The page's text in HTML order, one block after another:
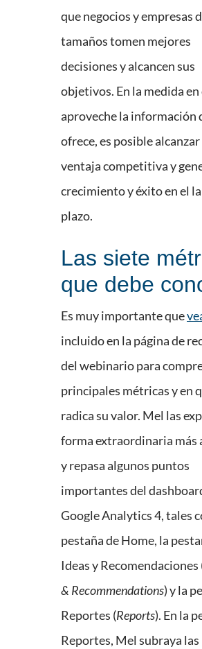
que negocios y empresas
tamaños tomen mejores
decisiones y alcancen sus
objetivos. En la medida en
aproveche la información
ofrece, es posible alcanzar
ventaja competitiva y
crecimiento y éxito en el
plazo.
Las siete
que debe
Es muy importante que
incluido en la página de
del webinario para
principales métricas y en
radica su valor. Mel las
forma extraordinaria más
y repasa algunos puntos
importantes del
Google Analytics 4, tales
pestaña de Home, la
Ideas y Recomendaciones
& Recommendations) y la
Reportes (Reports). En la
Reportes, Mel subraya las